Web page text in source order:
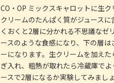
CO・OP ミックスキャロットに生
クリームのたんぱく質がジュース
くおくと2層に分かれる不思議なゼ
ースのような食感になり、下の層
ーになります。生クリームを加え
ぎ入れ、粗熱が取れたら冷蔵庫で
ースで2層になるか実験してみましょ